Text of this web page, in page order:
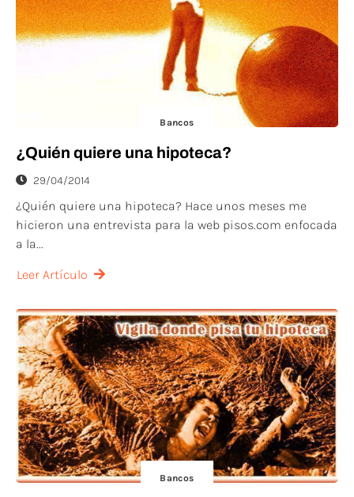
Bancos
¿Quién quiere una hipoteca?
29/04/2014
¿Quién quiere una hipoteca? Hace unos meses me
hicieron una entrevista para la web pisos.com enfocada
a la...
Leer Artículo
Bancos